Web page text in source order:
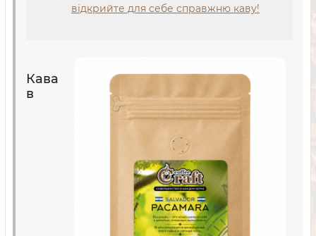
відкрийте для себе справжню каву!
Кава
в